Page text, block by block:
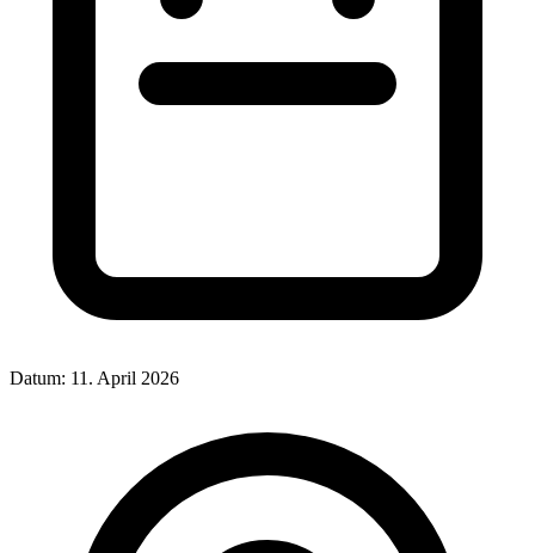
Datum: 11. April 2026